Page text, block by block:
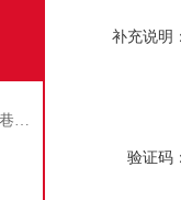
YM-ZCW1555K田字托专用窄巷道叉车机器人
补充说明
验证码